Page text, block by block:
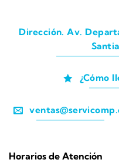
Dirección. Av.
¿Cómo
Horarios de Atención